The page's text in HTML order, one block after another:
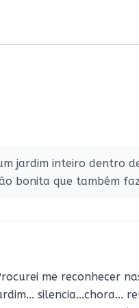
jardim inteiro dentro
bonita que também
me reconhecer
silencia...chora...